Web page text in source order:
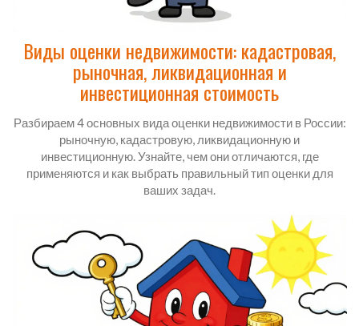
Виды оценки недвижимости: кадастровая,
рыночная, ликвидационная и
инвестиционная стоимость
Разбираем 4 основных вида оценки недвижимости в России:
рыночную, кадастровую, ликвидационную и
инвестиционную. Узнайте, чем они отличаются, где
применяются и как выбрать правильный тип оценки для
ваших задач.